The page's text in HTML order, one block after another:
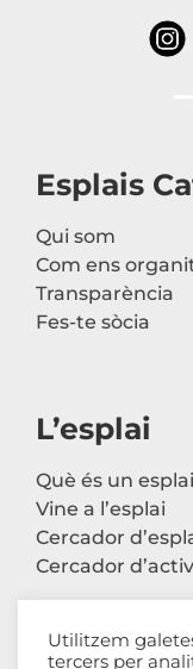
Esplais
Qui som
Com ens
Transparència
Fes-te sòcia
L’esplai
Què és un
Vine a l’esplai
Cercador
Cercador
Utilitzem
tercers per